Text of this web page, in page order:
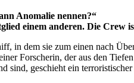
Anomalie nennen?“
einem anderen. Die Crew
in dem sie zum einen nach
Forscherin, der aus den
sind, geschieht ein